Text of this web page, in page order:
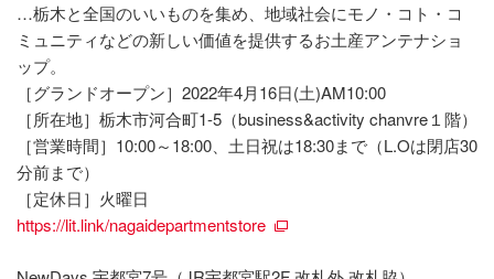
…栃木と全国のいいものを集め、地域社会にモノ・コト・コ
ミュニティなどの新しい価値を提供するお土産アンテナショ
ップ。
［グランドオープン］2022年4月16日(土)AM10:00
［所在地］栃木市河合町1-5（business&activity chanvre１階）
［営業時間］10:00～18:00、土日祝は18:30まで（L.Oは閉店30
分前まで）
［定休日］火曜日
https://lit.link/nagaidepartmentstore